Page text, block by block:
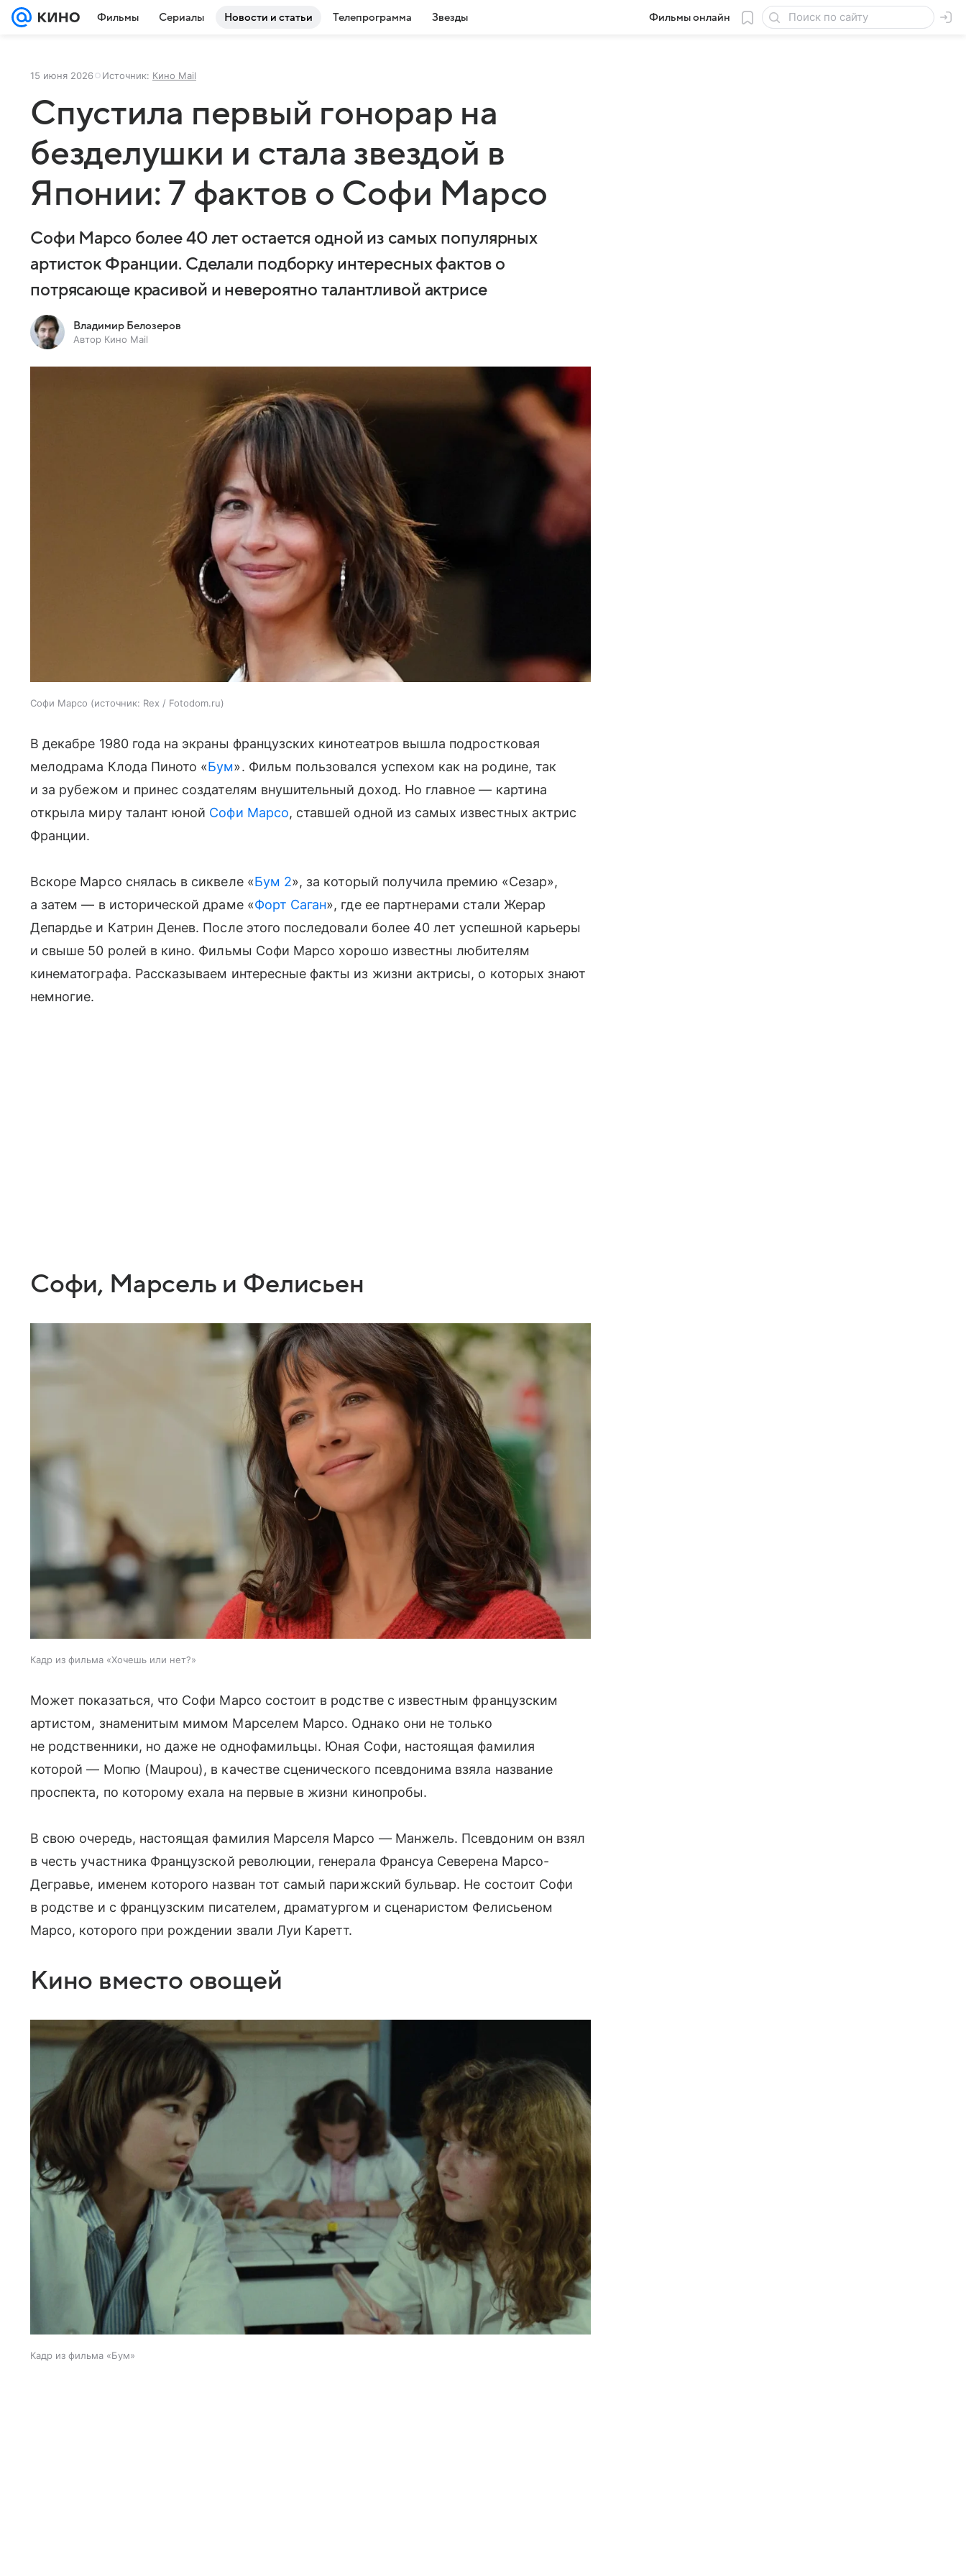
Фильмы Сериалы Новости и статьи Телепрограмма Звезды Фильмы онлайн
15 июня 2026 Источник: Кино Mail
Спустила первый гонорар на
безделушки и стала звездой в
Японии: 7 фактов о Софи Марсо
Софи Марсо более 40 лет остается одной из самых популярных
артисток Франции. Сделали подборку интересных фактов о
потрясающе красивой и невероятно талантливой актрисе
Владимир Белозеров
Автор Кино Mail
Софи Марсо источник: Rex / Fotodom.ru
В декабре 1980 года на экраны французских кинотеатров вышла подростковая
мелодрама Клода Пиното «Бум». Фильм пользовался успехом как на родине, так
и за рубежом и принес создателям внушительный доход. Но главное — картина
открыла миру талант юной Софи Марсо, ставшей одной из самых известных актрис
Франции.
Вскоре Марсо снялась в сиквеле «Бум 2», за который получила премию «Сезар»,
а затем — в исторической драме «Форт Саган», где ее партнерами стали Жерар
Депардье и Катрин Денев. После этого последовали более 40 лет успешной карьеры
и свыше 50 ролей в кино. Фильмы Софи Марсо хорошо известны любителям
кинематографа. Рассказываем интересные факты из жизни актрисы, о которых знают
немногие.
Софи, Марсель и Фелисьен
Кадр из фильма «Хочешь или нет?»
Может показаться, что Софи Марсо состоит в родстве с известным французским
артистом, знаменитым мимом Марселем Марсо. Однако они не только
не родственники, но даже не однофамильцы. Юная Софи, настоящая фамилия
которой — Мопю (Maupou), в качестве сценического псевдонима взяла название
проспекта, по которому ехала на первые в жизни кинопробы.
В свою очередь, настоящая фамилия Марселя Марсо — Манжель. Псевдоним он взял
в честь участника Французской революции, генерала Франсуа Северена Марсо-
Дегравье, именем которого назван тот самый парижский бульвар. Не состоит Софи
в родстве и с французским писателем, драматургом и сценаристом Фелисьеном
Марсо, которого при рождении звали Луи Каретт.
Кино вместо овощей
Кадр из фильма «Бум»